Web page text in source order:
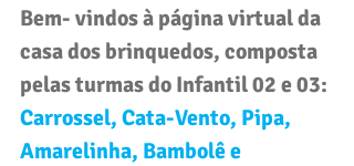
Bem- vindos à página virtual da
casa dos brinquedos, composta
pelas turmas do Infantil 02 e 03:
Carrossel, Cata-Vento, Pipa,
Amarelinha, Bambolê e